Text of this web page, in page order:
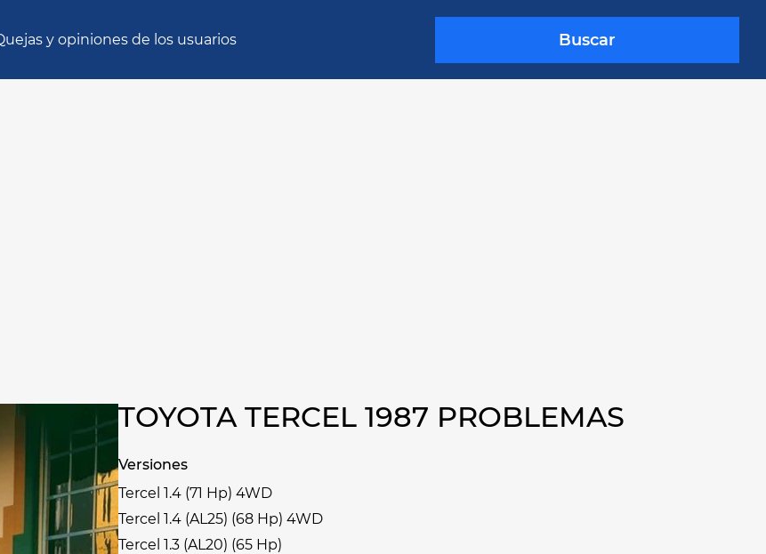
y opiniones de los usuarios Buscar
TOYOTA TERCEL 1987 PROBLEMAS
Versiones
Tercel 1.4 (71 Hp) 4WD
Tercel 1.4 (AL25) (68 Hp) 4WD
Tercel 1.3 (AL20) (65 Hp)